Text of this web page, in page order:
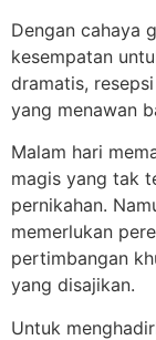
Dengan cahaya
kesempatan
dramatis,
yang menawan
Malam hari
magis yang tak
pernikahan.
memerlukan
pertimbangan
yang disajikan.
Untuk